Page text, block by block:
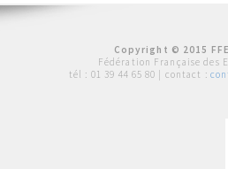
Copyright © 2015
Fédération Française des
tél : 01 39 44 65 80 | contact :